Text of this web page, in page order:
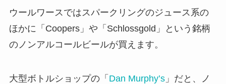
ウールワースではスパークリングのジュース系の
ほかに「Coopers」や「Schlossgold」という銘柄
のノンアルコールビールが買えます。
大型ボトルショップの「 Dan Murphy’s」だと、ノ